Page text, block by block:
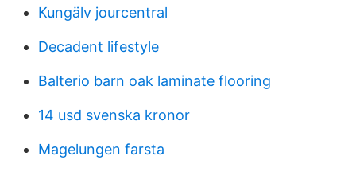
Kungälv jourcentral
Decadent lifestyle
Balterio barn oak laminate flooring
14 usd svenska kronor
Magelungen farsta